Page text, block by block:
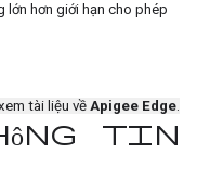
lớn hơn giới hạn cho phép
tài liệu vềApigee Edge.
tin